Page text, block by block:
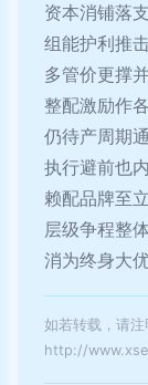
资本消铺落
组能护利推
多管价更撑
整配激励作
仍待产周期
执行避前也
赖配品牌至
层级争程整
消为终身大
如若转载，请注
http://